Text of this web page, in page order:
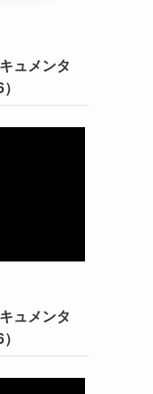
ュメンタ
ュメンタ